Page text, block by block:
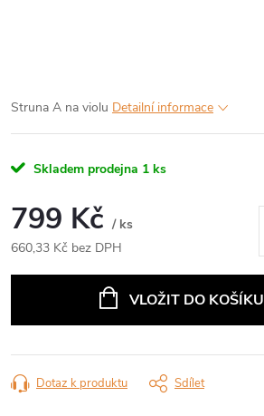
Struna A na violu Detailní informace
Skladem prodejna 1 ks
799 Kč / ks
660,33 Kč bez DPH
VLOŽIT DO KOŠÍKU
Dotaz k produktu Sdílet